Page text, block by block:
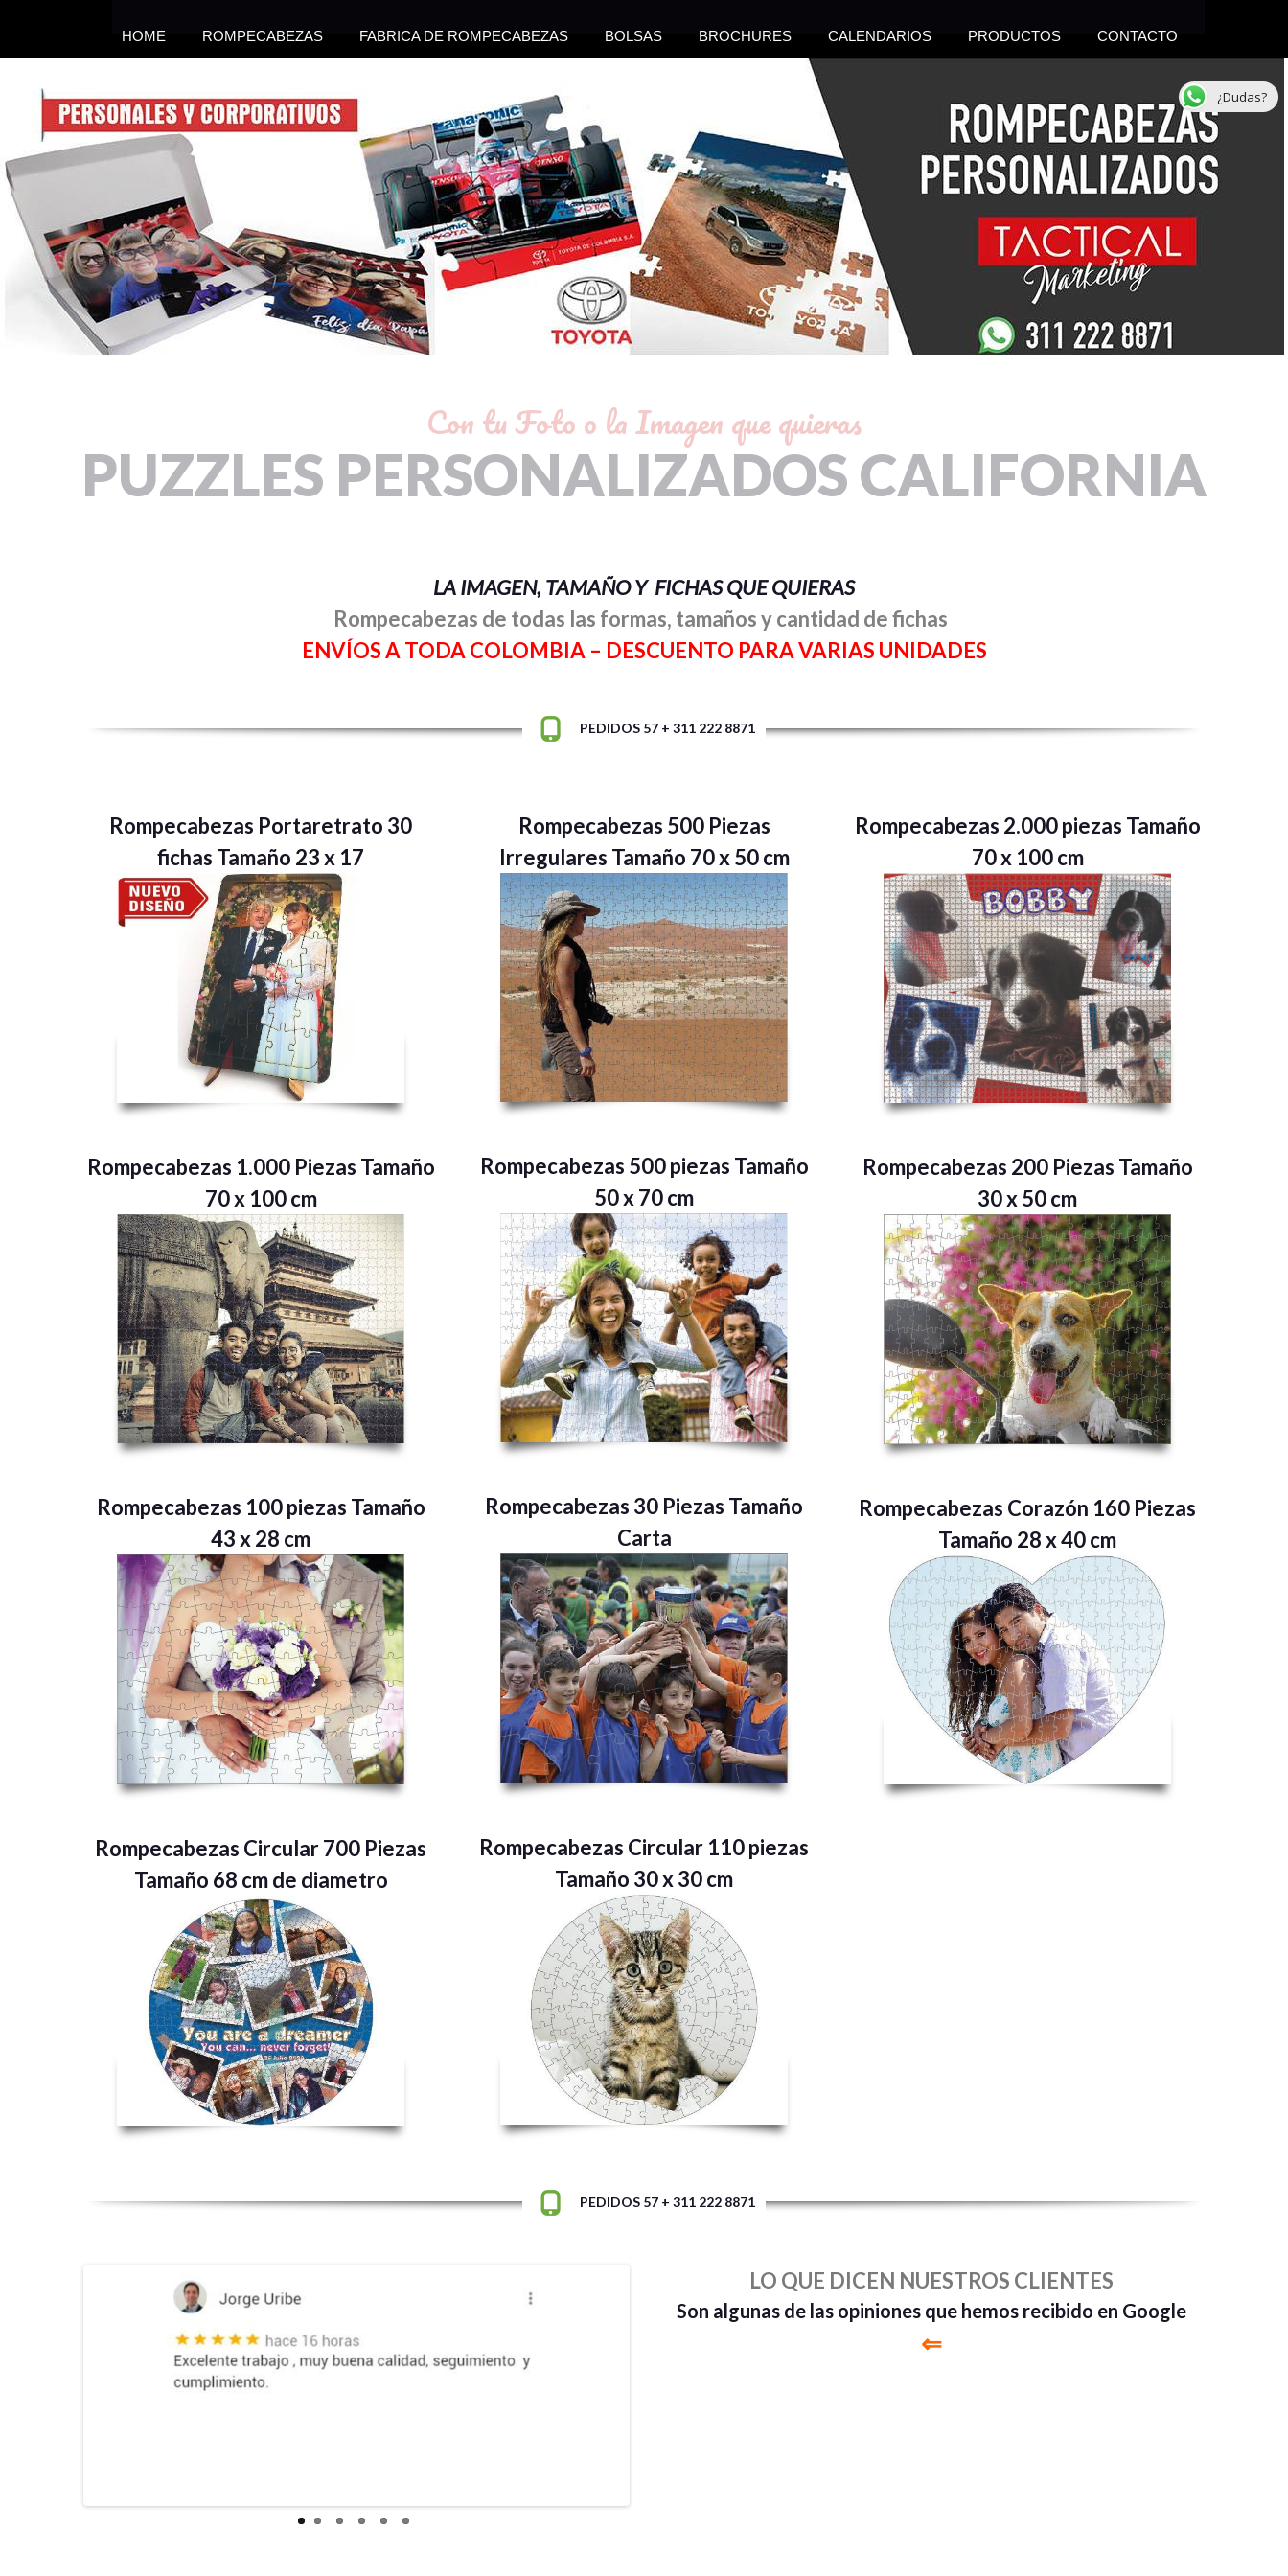
HOME ROMPECABEZAS FABRICA DE ROMPECABEZAS BOLSAS BROCHURES CALENDARIOS PRODUCTOS CONTACTO
Con tu Foto o la Imagen que quieras
PUZZLES PERSONALIZADOS CALIFORNIA
LA IMAGEN, TAMAÑO Y FICHAS QUE QUIERAS
Rompecabezas de todas las formas, tamaños y cantidad de fichas
ENVÍOS A TODA COLOMBIA – DESCUENTO PARA VARIAS UNIDADES
PEDIDOS 57 + 311 222 8871
Rompecabezas Portaretrato 30
fichas Tamaño 23 x 17
Rompecabezas 1.000 Piezas Tamaño
70 x 100 cm
Rompecabezas 100 piezas Tamaño
43 x 28 cm
Rompecabezas Circular 700 Piezas
Tamaño 68 cm de diametro
Rompecabezas 500 Piezas
Irregulares Tamaño 70 x 50 cm
Rompecabezas 500 piezas Tamaño
50 x 70 cm
Rompecabezas 30 Piezas Tamaño
Carta
Rompecabezas Circular 110 piezas
Tamaño 30 x 30 cm
Rompecabezas 2.000 piezas Tamaño
70 x 100 cm
Rompecabezas 200 Piezas Tamaño
30 x 50 cm
Rompecabezas Corazón 160 Piezas
Tamaño 28 x 40 cm
PEDIDOS 57 + 311 222 8871
LO QUE DICEN NUESTROS CLIENTES
Son algunas de las opiniones que hemos recibido en Google
⇐
¿Dudas?